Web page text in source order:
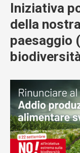
Iniziativa
della
paesaggio